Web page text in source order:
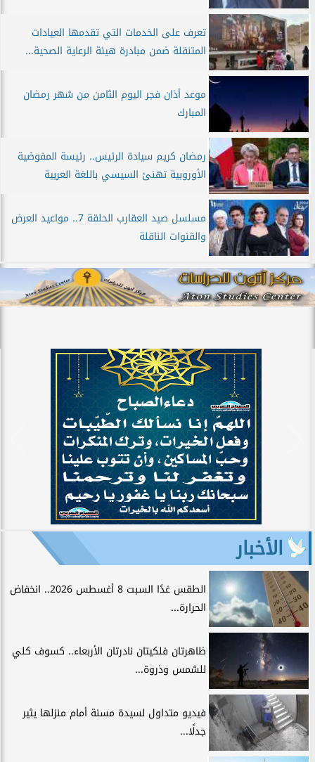
تعرف على الخدمات التي تقدمها العيادات
المتنقلة ضمن مبادرة هيئة الرعاية الصحية...
موعد أذان فجر اليوم الثامن من شهر رمضان
المبارك
رمضان كريم سيادة الرئيس.. رئيسة المفوضية
الأوروبية تهنئ السيسي باللغة العربية
مسلسل صيد العقارب الحلقة 7.. مواعيد العرض
والقنوات الناقلة
الأخبار
الطقس غدًا السبت 8 أغسطس 2026.. انخفاض
الحرارة...
ظاهرتان فلكيتان نادرتان الأربعاء.. كسوف كلي
للشمس وذروة...
فيديو متداول لسيدة مسنة أمام منزلها يثير
جدلًا...